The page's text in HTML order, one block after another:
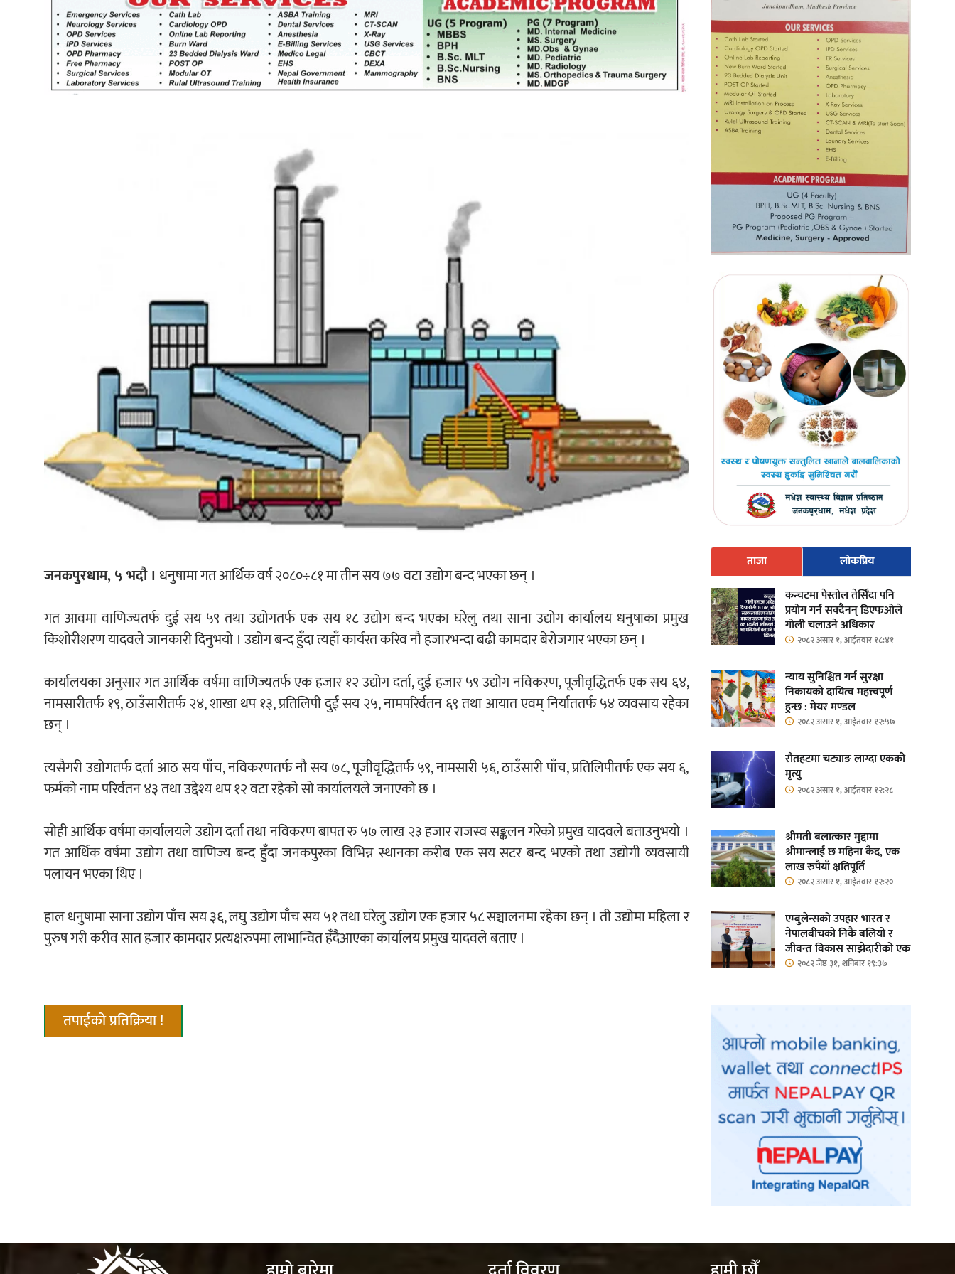
खेतीकिसानी
कर्णाली प्रदेश
सुदूरपश्चिम प्रदेश
श्रीवास्तव
परियोजना सकिनै लाग्दा खुल्यो वन
उद्यमीले सहुलियत ऋण लिने बाटो
नदी अधिकारका ती कानुनी पाटा, जसले
बनाउँछ नदीलाई संरक्षण हकदार
प्रतिस्पर्धाबिनाको नियुक्ति बदरबारे
अन्तरिम आदेश निक्र्योल गर्न असार ६ मा
पेसी
जनकपुरधाम, ५ भदौ । धनुषामा गत आर्थिक वर्ष २०८०÷८१ मा तीन सय ७७ वटा उद्योग बन्द भएका छन् ।
गत आवमा वाणिज्यतर्फ दुई सय ५९ तथा उद्योगतर्फ एक सय १८ उद्योग बन्द भएका घरेलु तथा साना उद्योग कार्यालय धनुषाका प्रमुख
किशोरीशरण यादवले जानकारी दिनुभयो । उद्योग बन्द हुँदा त्यहाँ कार्यरत करिव नौ हजारभन्दा बढी कामदार बेरोजगार भएका छन् ।
कार्यालयका अनुसार गत आर्थिक वर्षमा वाणिज्यतर्फ एक हजार १२ उद्योग दर्ता, दुई हजार ५९ उद्योग नविकरण, पूजीवृद्धितर्फ एक सय ६४,
नामसारीतर्फ १९, ठाउँसारीतर्फ २४, शाखा थप १३, प्रतिलिपी दुई सय २५, नामपरिर्वतन ६९ तथा आयात एवम् निर्याततर्फ ५४ व्यवसाय रहेका
छन् ।
त्यसैगरी उद्योगतर्फ दर्ता आठ सय पाँच, नविकरणतर्फ नौ सय ७८, पूजीवृद्धितर्फ ५९, नामसारी ५६, ठाउँसारी पाँच, प्रतिलिपीतर्फ एक सय ६,
फर्मको नाम परिर्वतन ४३ तथा उद्देश्य थप १२ वटा रहेको सो कार्यालयले जनाएको छ ।
सोही आर्थिक वर्षमा कार्यालयले उद्योग दर्ता तथा नविकरण बापत रु ५७ लाख २३ हजार राजस्व सङ्कलन गरेको प्रमुख यादवले बताउनुभयो ।
गत आर्थिक वर्षमा उद्योग तथा वाणिज्य बन्द हुँदा जनकपुरका विभिन्न स्थानका करीब एक सय सटर बन्द भएको तथा उद्योगी व्यवसायी
पलायन भएका थिए ।
हाल धनुषामा साना उद्योग पाँच सय ३६, लघु उद्योग पाँच सय ५१ तथा घरेलु उद्योग एक हजार ५८ सञ्चालनमा रहेका छन् । ती उद्योमा महिला र
पुरुष गरी करीव सात हजार कामदार प्रत्यक्षरुपमा लाभान्वित हँदैआएका कार्यालय प्रमुख यादवले बताए ।
तपाईको प्रतिक्रिया !
ताजा
लोकप्रिय
कन्चटमा पेस्तोल तेर्सिँदा पनि
प्रयोग गर्न सक्दैनन् डिएफओले
गोली चलाउने अधिकार
२०८२ असार १, आईतवार १८:४१
न्याय सुनिश्चित गर्न सुरक्षा
निकायको दायित्व महत्त्वपूर्ण
हुन्छ : मेयर मण्डल
२०८२ असार १, आईतवार १२:५७
रौतहटमा चट्याङ लाग्दा एककोे
मृत्यु
२०८२ असार १, आईतवार १२:२८
श्रीमती बलात्कार मुद्दामा
श्रीमान्लाई छ महिना कैद, एक
लाख रुपैयाँ क्षतिपूर्ति
२०८२ असार १, आईतवार १२:२०
एम्बुलेन्सको उपहार भारत र
नेपालबीचको निकै बलियो र
जीवन्त विकास साझेदारीको एक
हिस्सा : नियोग उपप्रमुख
२०८२ जेष्ठ ३१, शनिबार १९:३७